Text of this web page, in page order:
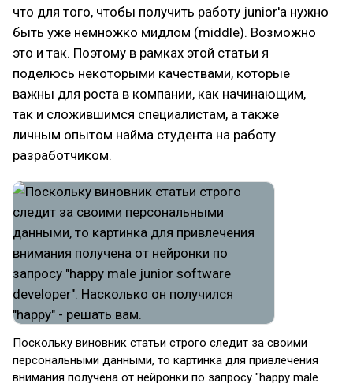
что для того, чтобы получить работу junior'а нужно
быть уже немножко мидлом (middle). Возможно
это и так. Поэтому в рамках этой статьи я
поделюсь некоторыми качествами, которые
важны для роста в компании, как начинающим,
так и сложившимся специалистам, а также
личным опытом найма студента на работу
разработчиком.
Поскольку виновник статьи строго следит за своими
персональными данными, то картинка для привлечения
внимания получена от нейронки по запросу "happy male